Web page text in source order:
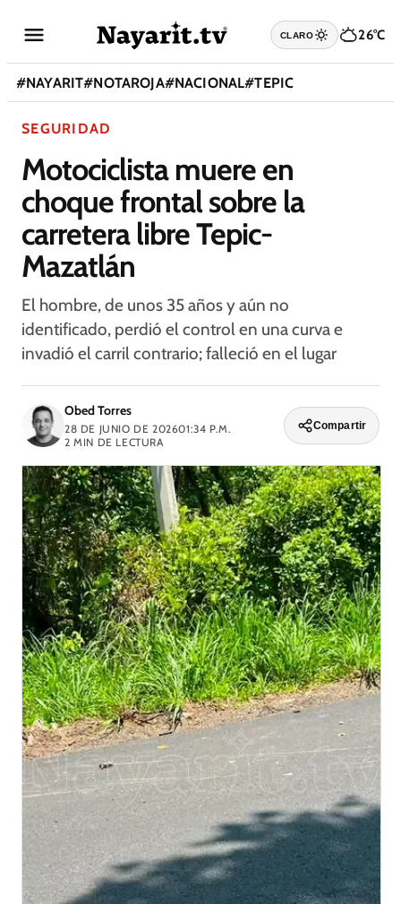
CLARO 26°C
#NAYARIT#NOTAROJA#NACIONAL#TEPIC
SEGURIDAD
Motociclista muere en
choque frontal sobre la
carretera libre Tepic-
Mazatlán
El hombre, de unos 35 años y aún no
identificado, perdió el control en una curva e
invadió el carril contrario; falleció en el lugar
Obed Torres
28 DE JUNIO DE 202601:34 P.M.
2 MIN DE LECTURA
Compartir